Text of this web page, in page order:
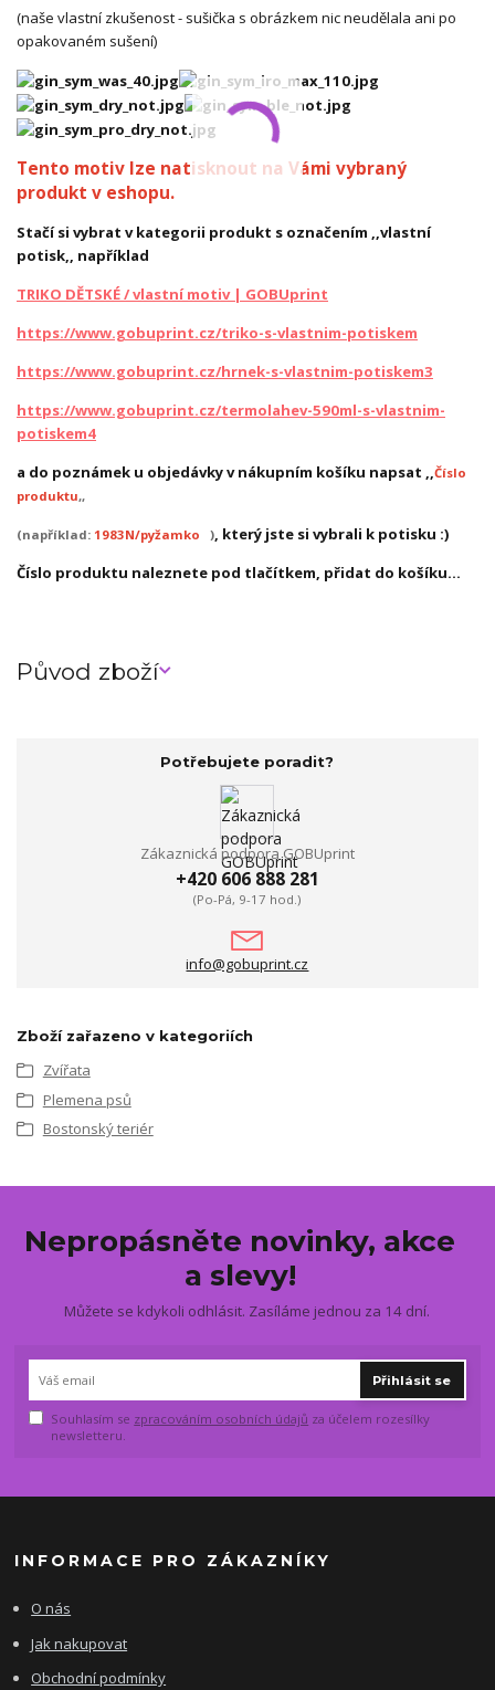
(naše vlastní zkušenost - sušička s obrázkem nic neudělala ani po
opakovaném sušení)
Tento motiv lze natisknout na Vámi vybraný
produkt v eshopu.
Stačí si vybrat v kategorii produkt s označením ,,vlastní
potisk,, například
TRIKO DĚTSKÉ / vlastní motiv | GOBUprint
https://www.gobuprint.cz/triko-s-vlastnim-potiskem
https://www.gobuprint.cz/hrnek-s-vlastnim-potiskem3
https://www.gobuprint.cz/termolahev-590ml-s-vlastnim-
potiskem4
a do poznámek u objedávky v nákupním košíku napsat ,,Číslo
produktu,,
(například: 1983N/pyžamko ), který jste si vybrali k potisku :)
Číslo produktu naleznete pod tlačítkem, přidat do košíku...
Původ zboží
Potřebujete poradit?
Zákaznická podpora GOBUprint
+420 606 888 281
(Po-Pá, 9-17 hod.)
info@gobuprint.cz
Zboží zařazeno v kategoriích
Zvířata
Plemena psů
Bostonský teriér
Nepropásněte novinky, akce
a slevy!
Můžete se kdykoli odhlásit. Zasíláme jednou za 14 dní.
Přihlásit se
Souhlasím se zpracováním osobních údajů za účelem rozesílky
newsletteru.
INFORMACE PRO ZÁKAZNÍKY
O nás
Jak nakupovat
Obchodní podmínky